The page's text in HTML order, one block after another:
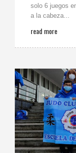
solo 6 juegos
a la cabeza...
read more